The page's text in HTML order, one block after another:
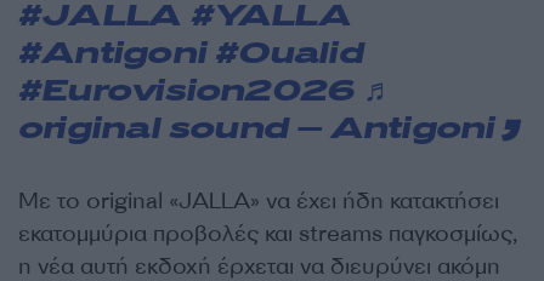
#JALLA #YALLA
#Antigoni #Oualid
#Eurovision2026 ♬
original sound – Antigoni
Με το original «JALLA» να έχει ήδη κατακτήσει
εκατομμύρια προβολές και streams παγκοσμίως,
η νέα αυτή εκδοχή έρχεται να διευρύνει ακόμη